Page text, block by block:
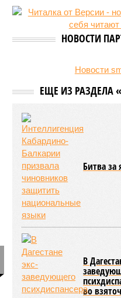
на Северном
Кисловодский
на Ставрополье
Республики
обороту
НОВОСТИ
Новости
ЕЩЕ ИЗ РАЗДЕЛА
Битва за
В
во